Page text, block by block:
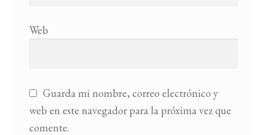
Web
Guarda mi nombre, correo electrónico y
web en este navegador para la próxima vez que
comente.